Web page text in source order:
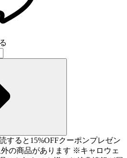
すると15%OFFクーポンプレゼン
の商品があります ※キャロウェ